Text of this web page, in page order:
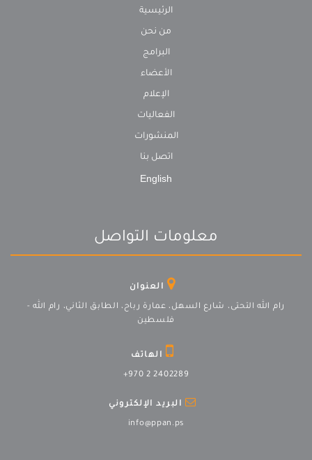
الرئيسية
من نحن
البرامج
الأعضاء
الإعلام
الفعاليات
المنشورات
اتصل بنا
English
معلومات التواصل
العنوان
رام الله التحتى، شارع السهل، عمارة رباح، الطابق الثاني، رام الله -
فلسطين
الهاتف
+970 2 2402289
البريد الإلكتروني
info@ppan.ps